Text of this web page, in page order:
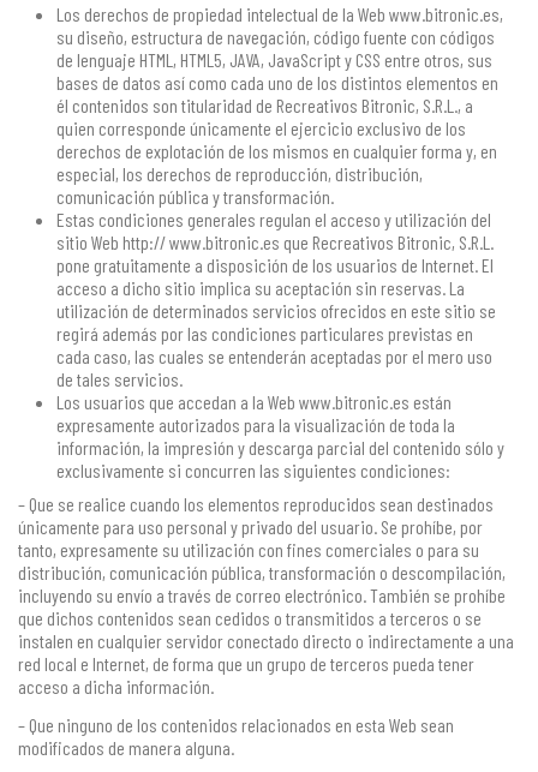
Los derechos de propiedad intelectual de la Web www.bitronic.es,
su diseño, estructura de navegación, código fuente con códigos
de lenguaje HTML, HTML5, JAVA, JavaScript y CSS entre otros, sus
bases de datos así como cada uno de los distintos elementos en
él contenidos son titularidad de Recreativos Bitronic, S.R.L., a
quien corresponde únicamente el ejercicio exclusivo de los
derechos de explotación de los mismos en cualquier forma y, en
especial, los derechos de reproducción, distribución,
comunicación pública y transformación.
Estas condiciones generales regulan el acceso y utilización del
sitio Web http:// www.bitronic.es que Recreativos Bitronic, S.R.L.
pone gratuitamente a disposición de los usuarios de Internet. El
acceso a dicho sitio implica su aceptación sin reservas. La
utilización de determinados servicios ofrecidos en este sitio se
regirá además por las condiciones particulares previstas en
cada caso, las cuales se entenderán aceptadas por el mero uso
de tales servicios.
Los usuarios que accedan a la Web www.bitronic.es están
expresamente autorizados para la visualización de toda la
información, la impresión y descarga parcial del contenido sólo y
exclusivamente si concurren las siguientes condiciones:
– Que se realice cuando los elementos reproducidos sean destinados
únicamente para uso personal y privado del usuario. Se prohíbe, por
tanto, expresamente su utilización con fines comerciales o para su
distribución, comunicación pública, transformación o descompilación,
incluyendo su envío a través de correo electrónico. También se prohíbe
que dichos contenidos sean cedidos o transmitidos a terceros o se
instalen en cualquier servidor conectado directo o indirectamente a una
red local e Internet, de forma que un grupo de terceros pueda tener
acceso a dicha información.
– Que ninguno de los contenidos relacionados en esta Web sean
modificados de manera alguna.